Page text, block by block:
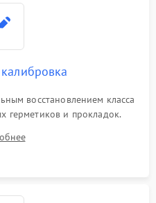
восстановлением класса
герметиков и прокладок.
по эталонному
измерения температур.